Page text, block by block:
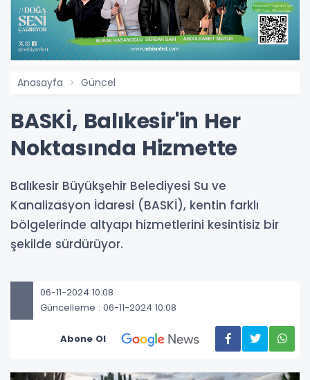
Anasayfa Güncel
BASKİ, Balıkesir'in Her
Noktasında Hizmette
Balıkesir Büyükşehir Belediyesi Su ve
Kanalizasyon İdaresi (BASKİ), kentin farklı
bölgelerinde altyapı hizmetlerini kesintisiz bir
şekilde sürdürüyor.
06-11-2024 10:08
Güncelleme : 06-11-2024 10:08
Abone Ol